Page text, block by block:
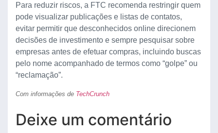
Para reduzir riscos, a FTC recomenda restringir quem
pode visualizar publicações e listas de contatos,
evitar permitir que desconhecidos online direcionem
decisões de investimento e sempre pesquisar sobre
empresas antes de efetuar compras, incluindo buscas
pelo nome acompanhado de termos como “golpe” ou
“reclamação”.
Com informações de TechCrunch
Deixe um comentário